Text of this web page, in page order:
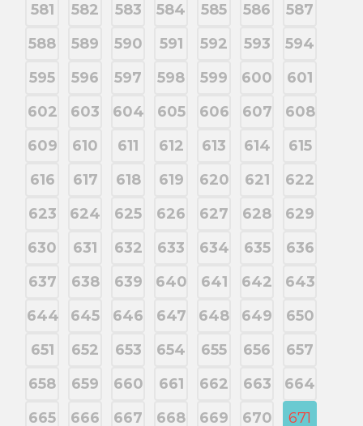
581
582 583 584 585 586
587
588
589 590 591 592 593
594
595
596 597 598 599 600
601
602
603 604 605 606 607
608
609
610 611 612 613 614
615
616
617 618 619 620 621
622
623
624 625 626 627 628
629
630
631 632 633 634 635
636
637
638 639 640 641 642
643
644
645 646 647 648 649
650
651
652 653 654 655 656
657
658
659 660 661 662 663
664
665
666 667 668 669 670
671